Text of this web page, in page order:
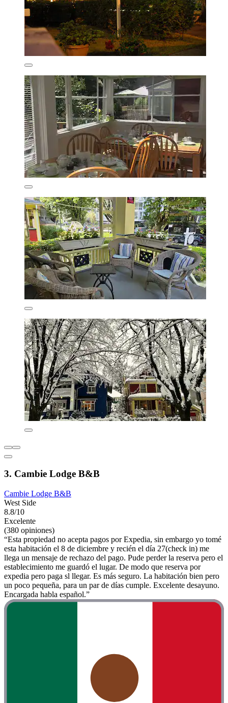
3. Cambie Lodge B&B
Cambie Lodge B&B
West Side
8.8/10
Excelente
(380 opiniones)
“Esta propiedad no acepta pagos por Expedia, sin embargo yo tomé
esta habitación el 8 de diciembre y recién el día 27(check in) me
llega un mensaje de rechazo del pago. Pude perder la reserva pero el
establecimiento me guardó el lugar. De modo que reserva por
expedia pero paga sl llegar. Es más seguro. La habitación bien pero
un poco pequeña, para un par de días cumple. Excelente desayuno.
Encargada habla español.”